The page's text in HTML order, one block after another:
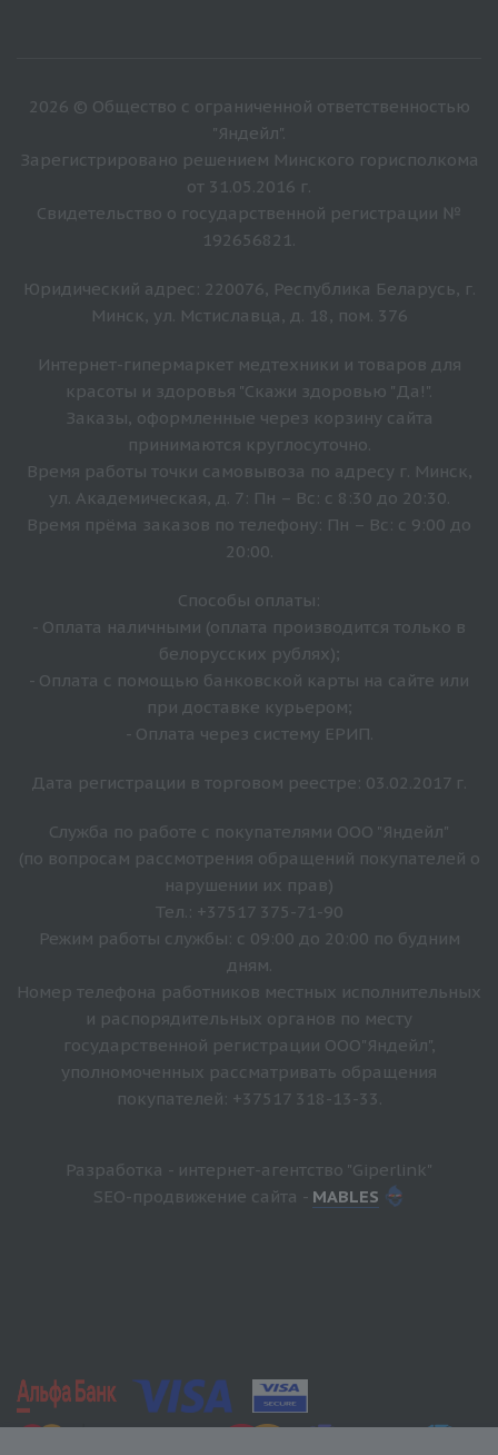
2026 © Общество с ограниченной ответственностью
"Яндейл".
Зарегистрировано решением Минского горисполкома
от 31.05.2016 г.
Свидетельство о государственной регистрации №
192656821.
Юридический адрес: 220076, Республика Беларусь, г.
Минск, ул. Мстиславца, д. 18, пом. 376
Интернет-гипермаркет медтехники и товаров для
красоты и здоровья "Скажи здоровью "Да!".
Заказы, оформленные через корзину сайта
принимаются круглосуточно.
Время работы точки самовывоза по адресу г. Минск,
ул. Академическая, д. 7: Пн – Вс: с 8:30 до 20:30.
Время прёма заказов по телефону: Пн – Вс: с 9:00 до
20:00.
Способы оплаты:
- Оплата наличными (оплата производится только в
белорусских рублях);
- Оплата с помощью банковской карты на сайте или
при доставке курьером;
- Оплата через систему ЕРИП.
Дата регистрации в торговом реестре: 03.02.2017 г.
Служба по работе с покупателями ООО "Яндейл"
(по вопросам рассмотрения обращений покупателей о
нарушении их прав)
Тел.: +37517 375-71-90
Режим работы службы: с 09:00 до 20:00 по будним
дням.
Номер телефона работников местных исполнительных
и распорядительных органов по месту
государственной регистрации ООО"Яндейл",
уполномоченных рассматривать обращения
покупателей: +37517 318-13-33.
Разработка - интернет-агентство "Giperlink"
SEO-продвижение сайта - MABLES